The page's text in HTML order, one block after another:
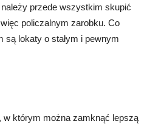
przede wszystkim skupić
policzalnym zarobku. Co
są lokaty o stałym i pewnym
w którym można zamknąć lepszą